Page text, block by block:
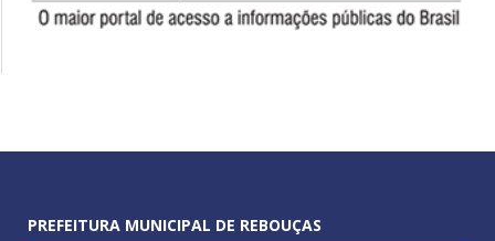
PREFEITURA MUNICIPAL DE REBOUÇAS